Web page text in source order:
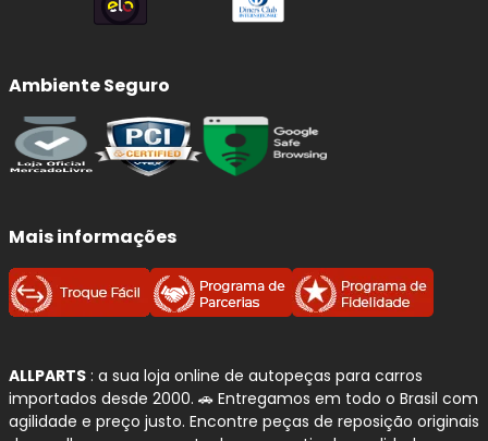
Ambiente Seguro
Mais informações
ALLPARTS : a sua loja online de autopeças para carros
importados desde 2000. 🚗 Entregamos em todo o Brasil com
agilidade e preço justo. Encontre peças de reposição originais